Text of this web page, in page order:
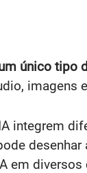
único tipo
imagens
integrem
em